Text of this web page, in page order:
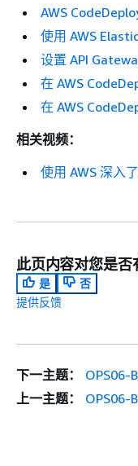
AWS
使用 AWS
设置 API
在 AWS
在 AWS
相关视频：
使用 AWS 深入
此页内容对您是否
是
否
提供反馈
下一主题：
OPS06-
上一主题：
OPS06-